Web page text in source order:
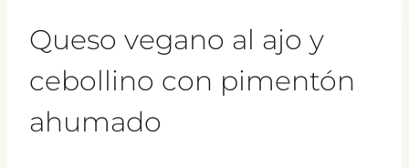
Queso vegano al ajo y
cebollino con pimentón
ahumado